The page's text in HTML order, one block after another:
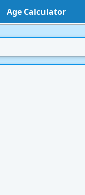
Age Calculator